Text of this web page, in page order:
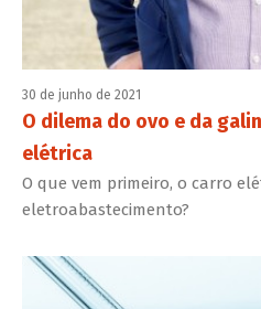
30 de junho de 2021
O dilema do ovo e da
elétrica
O que vem primeiro, o carro
eletroabastecimento?